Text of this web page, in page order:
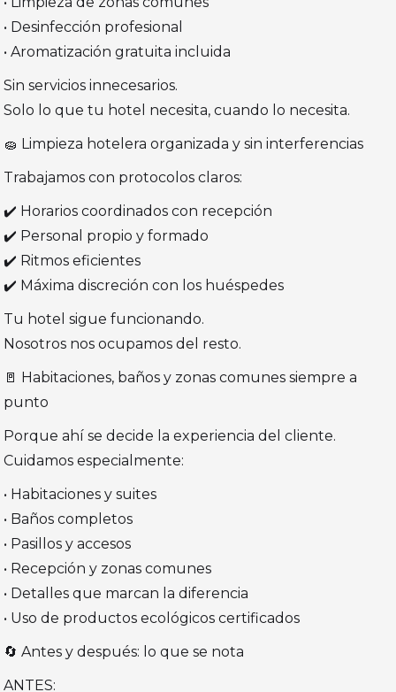
• Desinfección profesional
• Aromatización gratuita incluida
Sin servicios innecesarios.
Solo lo que tu hotel necesita, cuando lo necesita.
🧽 Limpieza hotelera organizada y sin interferencias
Trabajamos con protocolos claros:
✔️ Horarios coordinados con recepción
✔️ Personal propio y formado
✔️ Ritmos eficientes
✔️ Máxima discreción con los huéspedes
Tu hotel sigue funcionando.
Nosotros nos ocupamos del resto.
🚪 Habitaciones, baños y zonas comunes siempre a
punto
Porque ahí se decide la experiencia del cliente.
Cuidamos especialmente:
• Habitaciones y suites
• Baños completos
• Pasillos y accesos
• Recepción y zonas comunes
• Detalles que marcan la diferencia
• Uso de productos ecológicos certificados
🔄 Antes y después: lo que se nota
ANTES: